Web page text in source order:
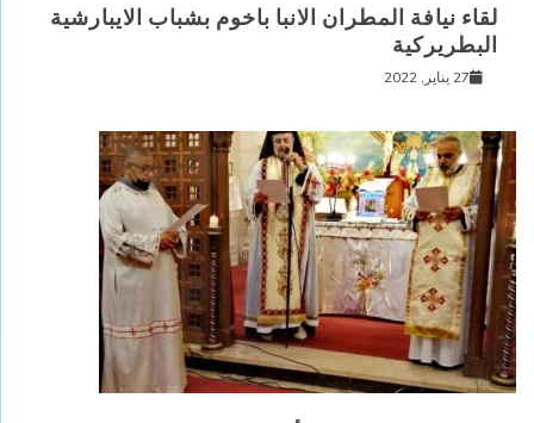
لقاء نيافة المطران الانبا باخوم بشباب الايبارشية
البطريركية
27 يناير, 2022